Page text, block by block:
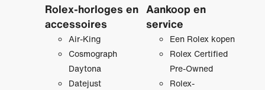
Rolex-horloges en
accessoires
Air-King
Cosmograph
Daytona
Datejust
Aankoop en
service
Een Rolex kopen
Rolex Certified
Pre‑Owned
Rolex-